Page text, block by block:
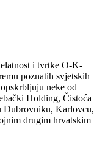
i tvrtke O-K-
poznatih svjetskih
neke od
Holding, Čistoća
Dubrovniku, Karlovcu,
drugim hrvatskim